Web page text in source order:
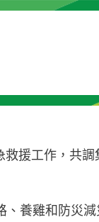
援工作，共
養雞和防災